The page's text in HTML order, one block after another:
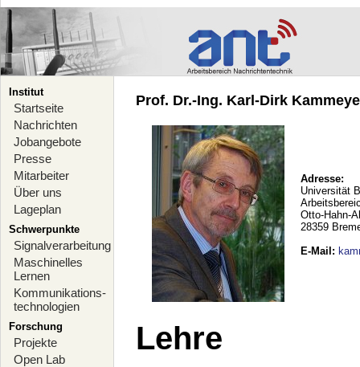
Institut
Startseite
Nachrichten
Jobangebote
Presse
Mitarbeiter
Über uns
Lageplan
Schwerpunkte
Signalverarbeitung
Maschinelles
Lernen
Kommunikations-
technologien
Forschung
Projekte
Open Lab
Prof. Dr.-Ing. Karl-Dirk
Adresse:
Universität
Otto-Hahn-
28359
E-Mail :
Lehre